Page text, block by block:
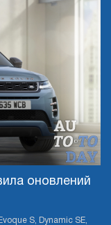
оновлений
S, Dynamic SE,